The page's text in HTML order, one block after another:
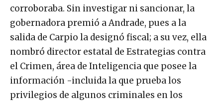
corroboraba. Sin investigar ni sancionar, la
gobernadora premió a Andrade, pues a la
salida de Carpio la designó fiscal; a su vez, ella
nombró director estatal de Estrategias contra
el Crimen, área de Inteligencia que posee la
información -incluida la que prueba los
privilegios de algunos criminales en los